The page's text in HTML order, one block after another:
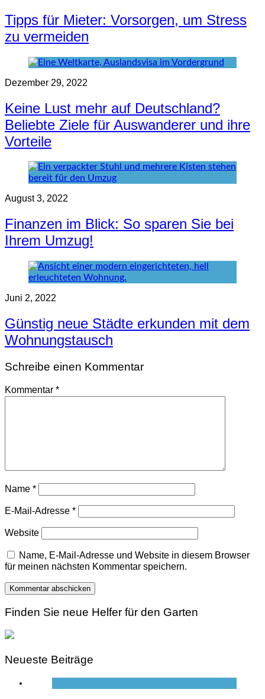
Tipps für Mieter: Vorsorgen, um Stress
zu vermeiden
Dezember 29, 2022
Keine Lust mehr auf Deutschland?
Beliebte Ziele für Auswanderer und ihre
Vorteile
August 3, 2022
Finanzen im Blick: So sparen Sie bei
Ihrem Umzug!
Juni 2, 2022
Günstig neue Städte erkunden mit dem
Wohnungstausch
Schreibe einen Kommentar
Kommentar *
Name *
E-Mail-Adresse *
Website
Name, E-Mail-Adresse und Website in diesem Browser
für meinen nächsten Kommentar speichern.
Finden Sie neue Helfer für den Garten
Neueste Beiträge